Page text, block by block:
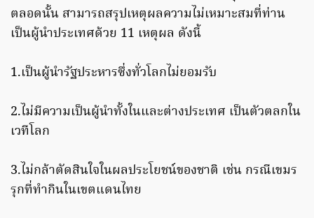
ตลอดนั้น สามารถสรุปเหตุผลความไม่เหมาะสมที่ท่าน
เป็นผู้นำประเทศด้วย 11 เหตุผล ดังนี้
1.เป็นผู้นำรัฐประหารซึ่งทั่วโลกไม่ยอมรับ
2.ไม่มีความเป็นผู้นำทั้งในและต่างประเทศ เป็นตัวตลกใน
เวทีโลก
3.ไม่กล้าตัดสินใจในผลประโยชน์ของชาติ เช่น กรณีเขมร
รุกที่ทำกินในเขตแดนไทย